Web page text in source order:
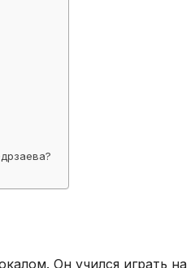
Он учился играть на